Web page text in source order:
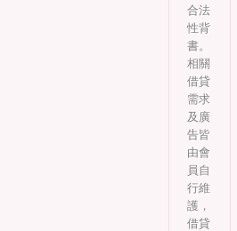
合法
性背
書。
相關
借貸
需求
及廣
告皆
由會
員自
行維
護，
借貸